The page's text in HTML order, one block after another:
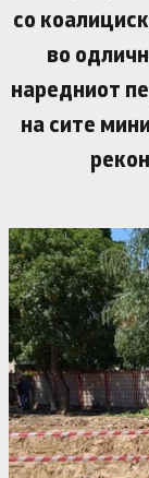
со
во
наредниот
на сите